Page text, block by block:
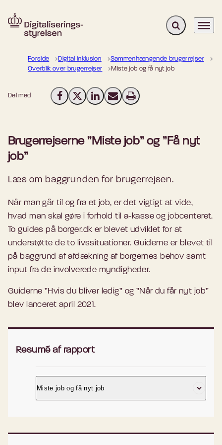
Gå til forsiden Fold søgefelt
Menu
Forside Digital inklusion
Sammenhængende brugerrejser
Overblik over brugerrejser
Miste job og få nyt job
Del med Del på Facebook
Del på X (Twitter)
Del på LinkedIn
Send email
Print
Brugerrejserne ”Miste job” og ”Få nyt
job”
Læs om baggrunden for brugerrejsen.
Når man går til og fra et job, er det vigtigt at vide,
hvad man skal gøre i forhold til a-kasse og jobcenteret.
To guides på borger.dk er blevet udviklet for at
understøtte de to livssituationer. Guiderne er blevet til
på baggrund af afdækning af borgernes behov samt
input fra de involverede myndigheder.
Guiderne ”Hvis du bliver ledig” og ”Når du får nyt job”
blev lanceret april 2021.
Resumé af rapport
Miste job og få nyt job